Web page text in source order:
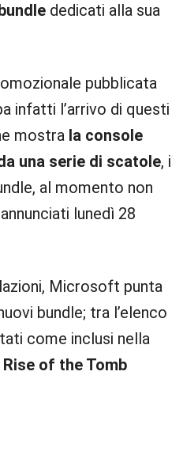
dedicati alla sua
pubblicata
infatti l’arrivo di questi
mostra la console
una serie di scatole, i
al momento non
lunedì 28
Microsoft punta
bundle; tra l’elenco
come inclusi nella
of the Tomb